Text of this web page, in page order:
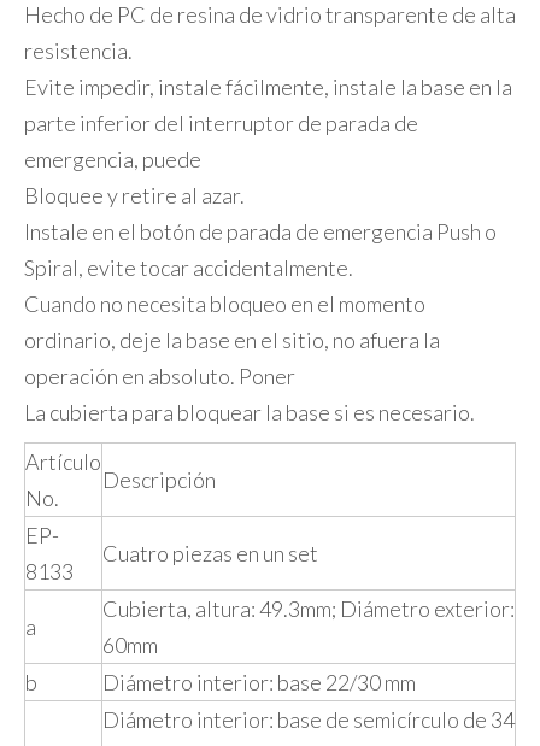
Hecho de PC de resina de vidrio transparente de alta
resistencia.
Evite impedir, instale fácilmente, instale la base en la
parte inferior del interruptor de parada de
emergencia, puede
Bloquee y retire al azar.
Instale en el botón de parada de emergencia Push o
Spiral, evite tocar accidentalmente.
Cuando no necesita bloqueo en el momento
ordinario, deje la base en el sitio, no afuera la
operación en absoluto. Poner
La cubierta para bloquear la base si es necesario.
Artículo
No.
Descripción
EP-
8133
Cuatro piezas en un set
a
Cubierta, altura: 49.3mm; Diámetro exterior:
60mm
b
Diámetro interior: base 22/30 mm
Diámetro interior: base de semicírculo de 34